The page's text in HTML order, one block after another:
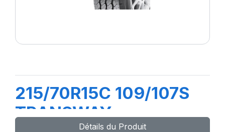
215/70R15C 109/107S
TRANSWAY
Détails du Produit